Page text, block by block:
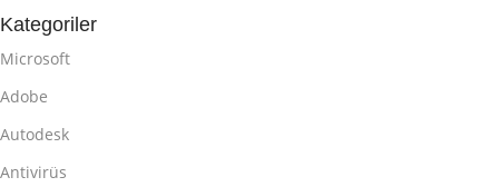
Kategoriler
Microsoft
Adobe
Autodesk
Antivirüs